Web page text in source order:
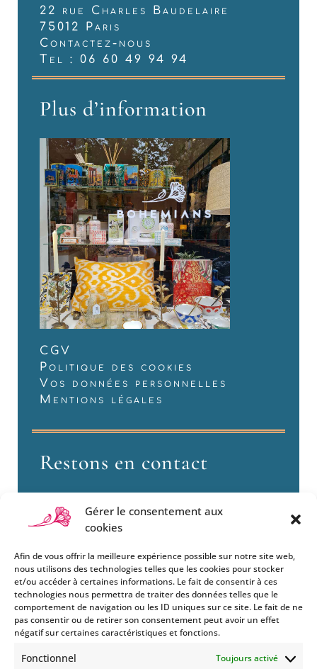
Gérer le consentement aux
cookies
Afin de vous offrir la meilleure expérience possible sur notre site web,
nous utilisons des technologies telles que les cookies pour stocker
et/ou accéder à certaines informations. Le fait de consentir à ces
technologies nous permettra de traiter des données telles que le
comportement de navigation ou les ID uniques sur ce site. Le fait de ne
pas consentir ou de retirer son consentement peut avoir un effet
négatif sur certaines caractéristiques et fonctions.
Fonctionnel Toujours activé
22 rue Charles Baudelaire
75012 Paris
Contactez-nous
Tel : 06 60 49 94 94
Plus d’information
CGV
Politique des cookies
Vos données personnelles
Mentions légales
Restons en contact
Si vous souhaitez être informés
des nouveautés et évènements
que nous organisons
abonnez-vous à notre